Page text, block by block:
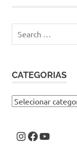
for:
CATEGORIAS
Categorias
Instagram
Facebook
Youtube